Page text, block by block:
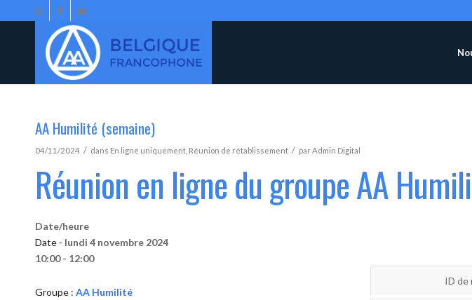
AA Humilité (semaine)
04/11/2024 / dans En ligne uniquement Réunion de rétablissement / parAdmin Digital
Réunion en ligne du groupe AA
Date/heure
Date - lundi 4 novembre 2024
10:00 - 12:00
Groupe : AA Humilité
ID de